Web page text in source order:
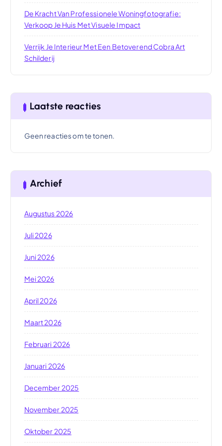
De Kracht Van Professionele Woningfotografie:
Verkoop Je Huis Met Visuele Impact
Verrijk Je Interieur Met Een Betoverend Cobra Art
Schilderij
Laatste reacties
Geen reacties om te tonen.
Archief
Augustus 2026
Juli 2026
Juni 2026
Mei 2026
April 2026
Maart 2026
Februari 2026
Januari 2026
December 2025
November 2025
Oktober 2025